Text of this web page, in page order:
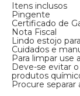
Itens inclusos
Pingente
Certificado de
Nota Fiscal
Lindo estojo
Cuidados e
Para limpar use
Deve-se evitar
produtos
Procure separar